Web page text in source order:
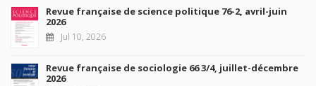
Revue française de science politique 76-2, avril-juin
2026
Jul 10, 2026
Revue française de sociologie 66 3/4, juillet-décembre
2026